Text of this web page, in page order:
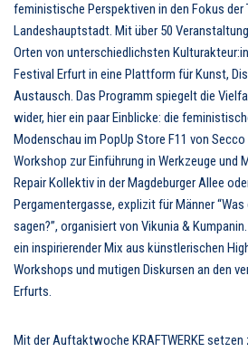
feministische Perspektiven in den Fokus der
Landeshauptstadt. Mit über 50
Orten von unterschiedlichsten
Festival Erfurt in eine Plattform für Kunst,
Austausch. Das Programm spiegelt die
wider, hier ein paar Einblicke: die
Modenschau im PopUp Store F11 von
Workshop zur Einführung in Werkzeuge und
Repair Kollektiv in der Magdeburger Allee
Pergamentergasse, explizit für Männer
sagen?”, organisiert von Vikunia &
ein inspirierender Mix aus künstlerischen
Workshops und mutigen Diskursen an den
Erfurts.
Mit der Auftaktwoche KRAFTWERKE